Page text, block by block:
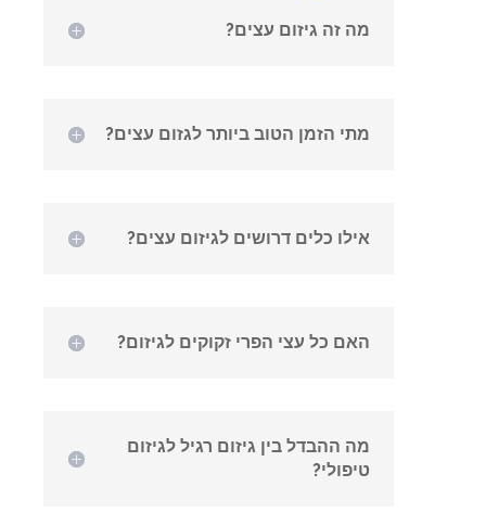
מה זה גיזום עצים?
מתי הזמן הטוב ביותר לגזום עצים?
אילו כלים דרושים לגיזום עצים?
האם כל עצי הפרי זקוקים לגיזום?
מה ההבדל בין גיזום רגיל לגיזום
טיפולי?